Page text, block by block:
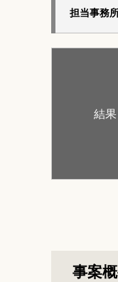
担当事務
結果
事案